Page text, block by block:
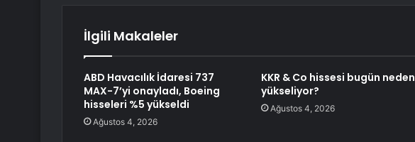
İlgili Makaleler
ABD Havacılık İdaresi 737
MAX-7’yi onayladı, Boeing
hisseleri %5 yükseldi
Ağustos 4, 2026
KKR & Co hissesi bugün neden
yükseliyor?
Ağustos 4, 2026